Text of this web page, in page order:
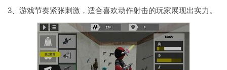
3、游戏节奏紧张刺激，适合喜欢动作射击的玩家展现出实力。